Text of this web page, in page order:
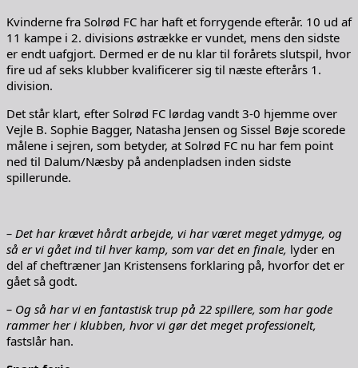
Kvinderne fra Solrød FC har haft et forrygende efterår. 10 ud af
11 kampe i 2. divisions østrække er vundet, mens den sidste
er endt uafgjort. Dermed er de nu klar til forårets slutspil, hvor
fire ud af seks klubber kvalificerer sig til næste efterårs 1.
division.
Det står klart, efter Solrød FC lørdag vandt 3-0 hjemme over
Vejle B. Sophie Bagger, Natasha Jensen og Sissel Bøje scorede
målene i sejren, som betyder, at Solrød FC nu har fem point
ned til Dalum/Næsby på andenpladsen inden sidste
spillerunde.
– Det har krævet hårdt arbejde, vi har været meget ydmyge, og
så er vi gået ind til hver kamp, som var det en finale, lyder en
del af cheftræner Jan Kristensens forklaring på, hvorfor det er
gået så godt.
– Og så har vi en fantastisk trup på 22 spillere, som har gode
rammer her i klubben, hvor vi gør det meget professionelt,
fastslår han.